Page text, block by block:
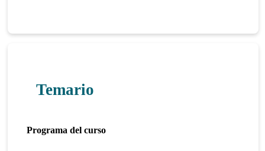
Temario
Programa del curso